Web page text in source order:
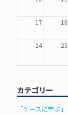
17 18
24 25
31 1
カテゴリー
「ケースに学ぶ」